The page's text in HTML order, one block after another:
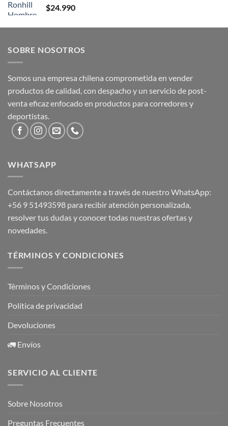
$24.990
SOBRE NOSOTROS
Somos una empresa chilena comprometida en vender
productos de calidad, con despacho y un servicio de post-
venta eficaz enfocado en productos para corredores y
deportistas.
WHATSAPP
Contáctanos directamente a través de nuestro WhatsApp:
+56 9 51493598 para recibir atención personalizada,
resolver tus dudas y conocer todas nuestras ofertas y
novedades.
TÉRMINOS Y CONDICIONES
Términos y Condiciones
Política de privacidad
Devoluciones
🚛 Envíos
SERVICIO AL CLIENTE
Sobre Nosotros
Preguntas Frecuentes